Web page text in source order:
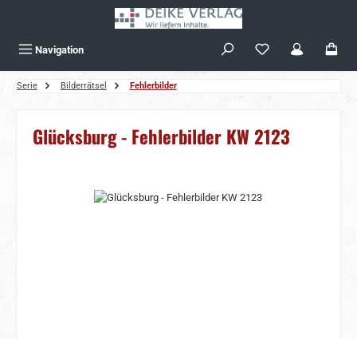
Navigation
Serie Bilderrätsel Fehlerbilder
Glücksburg - Fehlerbilder KW 2123
Bildergalerie überspringen